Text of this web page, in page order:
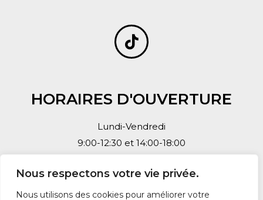
Nous respectons votre vie privée.
Nous utilisons des cookies pour améliorer votre
HORAIRES D'OUVERTURE
Lundi-Vendredi
9:00-12:30 et 14:00-18:00